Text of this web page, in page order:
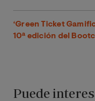
‘Green Ticket
10ª edición del
Puede